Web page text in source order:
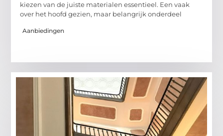
kiezen van de juiste materialen essentieel. Een vaak
over het hoofd gezien, maar belangrijk onderdeel
Aanbiedingen